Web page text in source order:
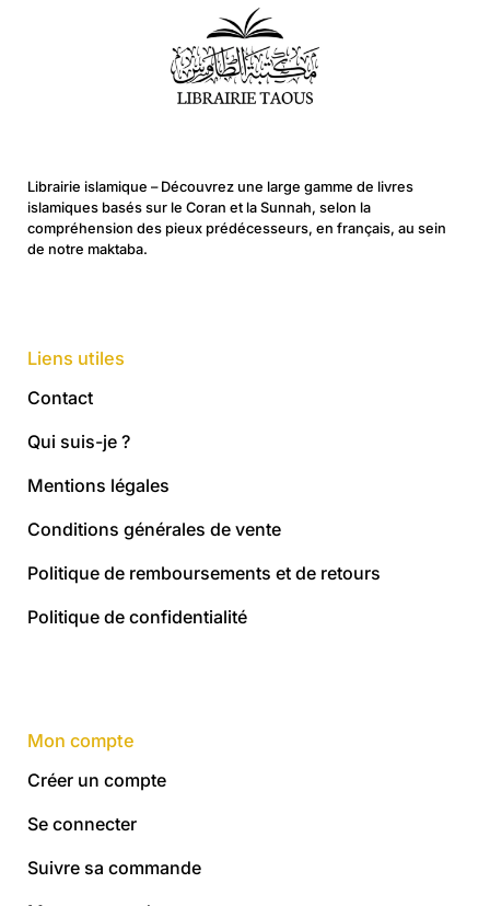
Librairie islamique – Découvrez une large gamme de livres
islamiques basés sur le Coran et la Sunnah, selon la
compréhension des pieux prédécesseurs, en français, au sein
de notre maktaba.
Liens utiles
Contact
Qui suis-je ?
Mentions légales
Conditions générales de vente
Politique de remboursements et de retours
Politique de confidentialité
Mon compte
Créer un compte
Se connecter
Suivre sa commande